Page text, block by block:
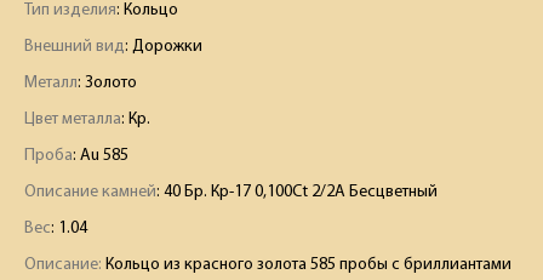
Тип изделия: Кольцо
Внешний вид: Дорожки
Металл: Золото
Цвет металла: Кр.
Проба: Au 585
Описание камней: 40 Бр. Кр-17 0,100Ct 2/2А Бесцветный
Вес: 1.04
Описание: Кольцо из красного золота 585 пробы с бриллиантами